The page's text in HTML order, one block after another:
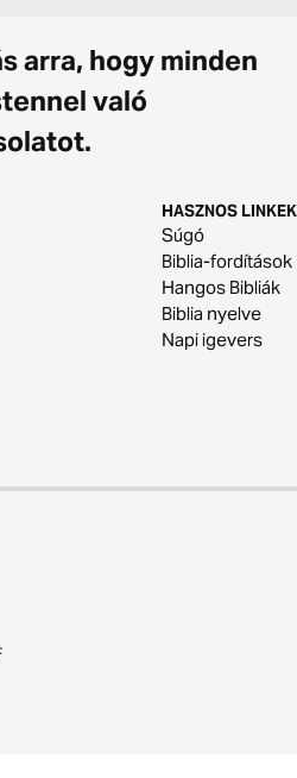
arra, hogy minden
való
HASZNOS LINKEK
Súgó
Biblia-fordítások
Hangos Bibliák
Biblia nyelve
Napi igevers